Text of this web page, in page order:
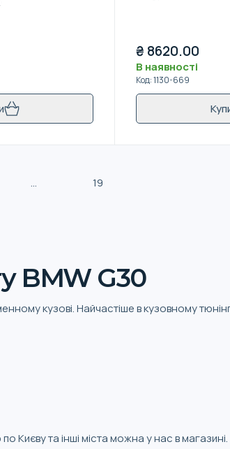
₴ 8620.00
В наявності
Код:1130-669
... 19
BMW G30
кузові. Найчастіше в кузовному
Києву та інші міста можна у нас в магазині.